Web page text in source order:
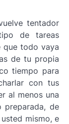
tentador
de tareas
que todo vaya
de tu propia
tiempo para
con tus
al menos una
preparada, de
mismo, e